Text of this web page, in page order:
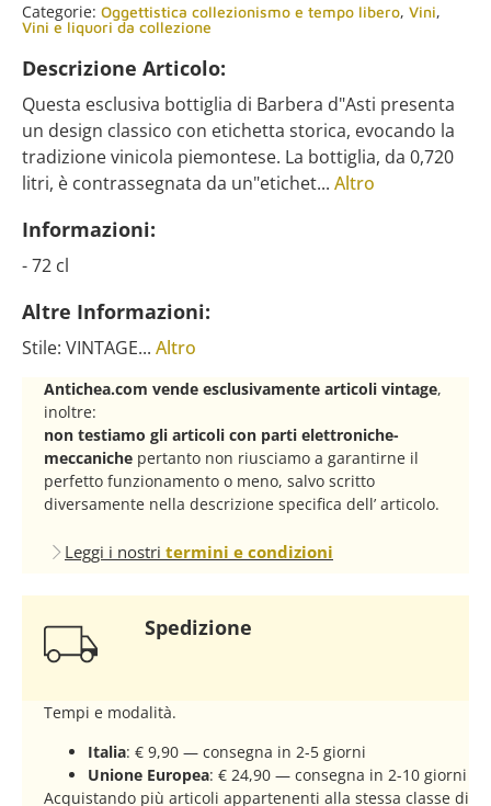
Categorie: Oggettistica collezionismo e tempo libero, Vini,
Vini e liquori da collezione
Descrizione Articolo:
Questa esclusiva bottiglia di Barbera d"Asti presenta
un design classico con etichetta storica, evocando la
tradizione vinicola piemontese. La bottiglia, da 0,720
litri, è contrassegnata da un"etichet... Altro
Informazioni:
- 72 cl
Altre Informazioni:
Stile: VINTAGE... Altro
Antichea.com vende esclusivamente articoli vintage,
inoltre:
non testiamo gli articoli con parti elettroniche-
meccaniche pertanto non riusciamo a garantirne il
perfetto funzionamento o meno, salvo scritto
diversamente nella descrizione specifica dell’ articolo.
Leggi i nostri termini e condizioni
Spedizione
Tempi e modalità.
Italia: € 9,90 — consegna in 2-5 giorni
Unione Europea: € 24,90 — consegna in 2-10 giorni
Acquistando più articoli appartenenti alla stessa classe di